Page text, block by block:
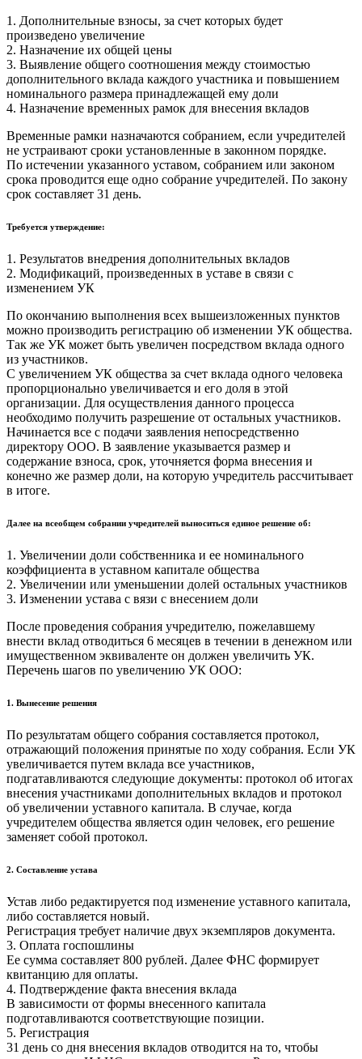
1. Дополнительные взносы, за счет которых будет
произведено увеличение
2. Назначение их общей цены
3. Выявление общего соотношения между стоимостью
дополнительного вклада каждого участника и повышением
номинального размера принадлежащей ему доли
4. Назначение временных рамок для внесения вкладов
Временные рамки назначаются собранием, если учредителей
не устраивают сроки установленные в законном порядке.
По истечении указанного уставом, собранием или законом
срока проводится еще одно собрание учредителей. По закону
срок составляет 31 день.
Требуется утверждение:
1. Результатов внедрения дополнительных вкладов
2. Модификаций, произведенных в уставе в связи с
изменением УК
По окончанию выполнения всех вышеизложенных пунктов
можно производить регистрацию об изменении УК общества.
Так же УК может быть увеличен посредством вклада одного
из участников.
C увеличением УК общества за счет вклада одного человека
пропорционально увеличивается и его доля в этой
организации. Для осуществления данного процесса
необходимо получить разрешение от остальных участников.
Начинается все с подачи заявления непосредственно
директору ООО. В заявление указывается размер и
содержание взноса, срок, уточняется форма внесения и
конечно же размер доли, на которую учредитель рассчитывает
в итоге.
Далее на всеобщем собрании учредителей выноситься единое решение об:
1. Увеличении доли собственника и ее номинального
коэффициента в уставном капитале общества
2. Увеличении или уменьшении долей остальных участников
3. Изменении устава с вязи с внесением доли
После проведения собрания учредителю, пожелавшему
внести вклад отводиться 6 месяцев в течении в денежном или
имущественном эквиваленте он должен увеличить УК.
Перечень шагов по увеличению УК ООО:
1. Вынесение решения
По результатам общего собрания составляется протокол,
отражающий положения принятые по ходу собрания. Если УК
увеличивается путем вклада все участников,
подгатавливаются следующие документы: протокол об итогах
внесения участниками дополнительных вкладов и протокол
об увеличении уставного капитала. В случае, когда
учредителем общества является один человек, его решение
заменяет собой протокол.
2. Составление устава
Устав либо редактируется под изменение уставного капитала,
либо составляется новый.
Регистрация требует наличие двух экземпляров документа.
3. Оплата госпошлины
Ее сумма составляет 800 рублей. Далее ФНС формирует
квитанцию для оплаты.
4. Подтверждение факта внесения вклада
В зависимости от формы внесенного капитала
подготавливаются соответствующие позиции.
5. Регистрация
31 день со дня внесения вкладов отводится на то, чтобы